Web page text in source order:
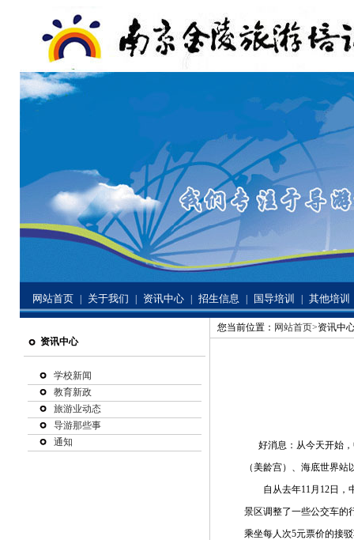
网站首页 关于我们 资讯中心 招生信息 国导培训 其他培训
资讯中心
学校新闻
教育新政
旅游业动态
导游那些事
通知
您当前位置： 网站首页>资讯中
好消息：从今天开始，
（美龄宫）、海底世界
自从去年11月12日，中
景区调整了一些公交车的
乘坐每人次5元票价的接